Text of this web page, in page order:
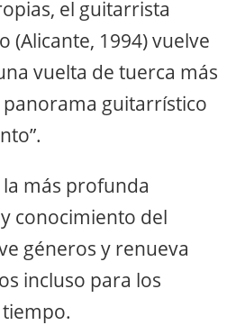
el guitarrista
(Alicante, 1994) vuelve
vuelta de tuerca más
guitarrístico
más profunda
conocimiento del
géneros y renueva
incluso para los